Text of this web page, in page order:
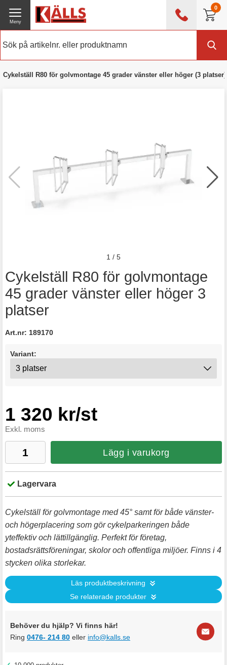
0
0476 - 214 80
Meny
Cykelställ R80 för golvmontage 45 grader vänster eller höger (3 platser)
Cykelställ R80 för golvmontage
45 grader vänster eller höger 3
platser
Art.nr: 189170
Variant:
1 320 kr/st
Exkl. moms
Lägg i varukorg
Lagervara
Cykelställ för golvmontage med 45° samt för både vänster-
och högerplacering som gör cykelparkeringen både
yteffektiv och lättillgänglig. Perfekt för företag,
bostadsrättsföreningar, skolor och offentliga miljöer. Finns i 4
stycken olika storlekar.
Läs produktbeskrivning
Se relaterade produkter
Behöver du hjälp? Vi finns här!
Ring 0476- 214 80 eller info@kalls.se
1 / 5